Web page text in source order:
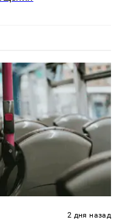
2 дня назад